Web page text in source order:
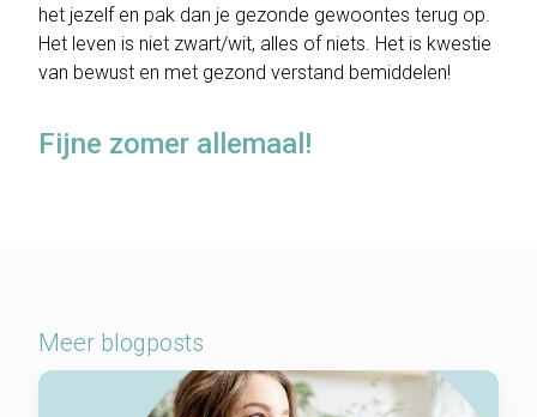
het jezelf en pak dan je gezonde gewoontes terug op.
Het leven is niet zwart/wit, alles of niets. Het is kwestie
van bewust en met gezond verstand bemiddelen!
Fijne zomer allemaal!
Meer blogposts